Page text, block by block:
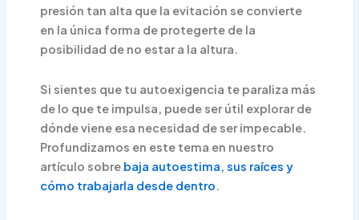
presión tan alta que la evitación se convierte
en la única forma de protegerte de la
posibilidad de no estar a la altura.
Si sientes que tu autoexigencia te paraliza más
de lo que te impulsa, puede ser útil explorar de
dónde viene esa necesidad de ser impecable.
Profundizamos en este tema en nuestro
artículo sobre baja autoestima, sus raíces y
cómo trabajarla desde dentro.